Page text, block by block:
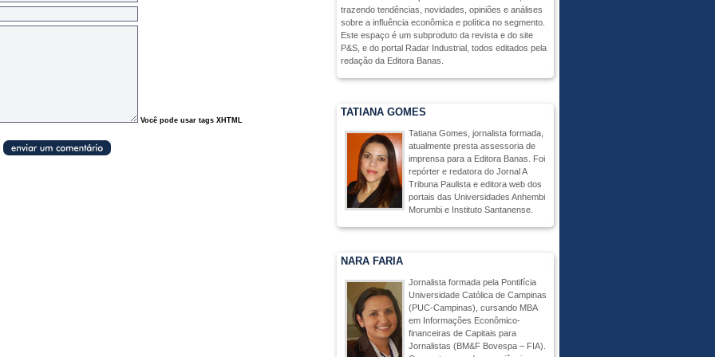
trazendo tendências, novidades, opiniões e análises
sobre a influência econômica e política no segmento.
Este espaço é um subproduto da revista e do site
P&S, e do portal Radar Industrial, todos editados pela
redação da Editora Banas.
TATIANA GOMES
Tatiana Gomes, jornalista formada,
atualmente presta assessoria de
imprensa para a Editora Banas. Foi
repórter e redatora do Jornal A
Tribuna Paulista e editora web dos
portais das Universidades Anhembi
Morumbi e Instituto Santanense.
NARA FARIA
Jornalista formada pela Pontifícia
Universidade Católica de Campinas
(PUC-Campinas), cursando MBA
em Informações Econômico-
financeiras de Capitais para
Jornalistas (BM&F Bovespa – FIA).
Você pode usar tags XHTML